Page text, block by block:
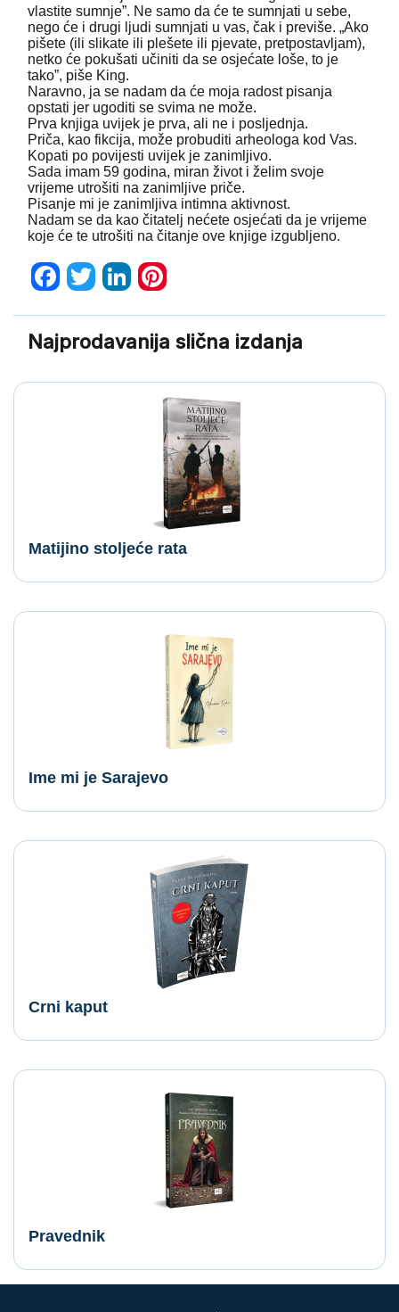
vlastite sumnje”. Ne samo da će te sumnjati u sebe,
nego će i drugi ljudi sumnjati u vas, čak i previše. „Ako
pišete (ili slikate ili plešete ili pjevate, pretpostavljam),
netko će pokušati učiniti da se osjećate loše, to je
tako”, piše King.
Naravno, ja se nadam da će moja radost pisanja
opstati jer ugoditi se svima ne može.
Prva knjiga uvijek je prva, ali ne i posljednja.
Priča, kao fikcija, može probuditi arheologa kod Vas.
Kopati po povijesti uvijek je zanimljivo.
Sada imam 59 godina, miran život i želim svoje
vrijeme utrošiti na zanimljive priče.
Pisanje mi je zanimljiva intimna aktivnost.
Nadam se da kao čitatelj nećete osjećati da je vrijeme
koje će te utrošiti na čitanje ove knjige izgubljeno.
Najprodavanija slična izdanja
Matijino stoljeće rata
Ime mi je Sarajevo
Crni kaput
Pravednik